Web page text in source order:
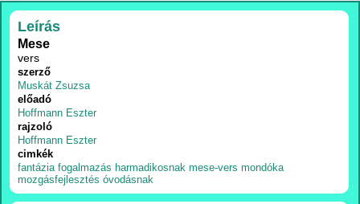
RÉSZLETEK
Leírás
Mese
vers
szerző
Muskát Zsuzsa
előadó
Hoffmann Eszter
rajzoló
Hoffmann Eszter
cimkék
fantázia fogalmazás harmadikosnak mese-vers mondóka
mozgásfejlesztés óvodásnak